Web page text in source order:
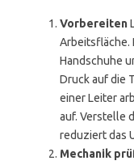
Vorbereiten
Arbeitsfläche.
Handschuhe
Druck auf die
einer Leiter
auf. Verstelle
reduziert das
Mechanik